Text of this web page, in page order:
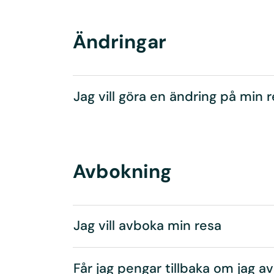
Ändringar
Jag vill göra en ändring på min
Avbokning
Jag vill avboka min resa
Får jag pengar tillbaka om jag